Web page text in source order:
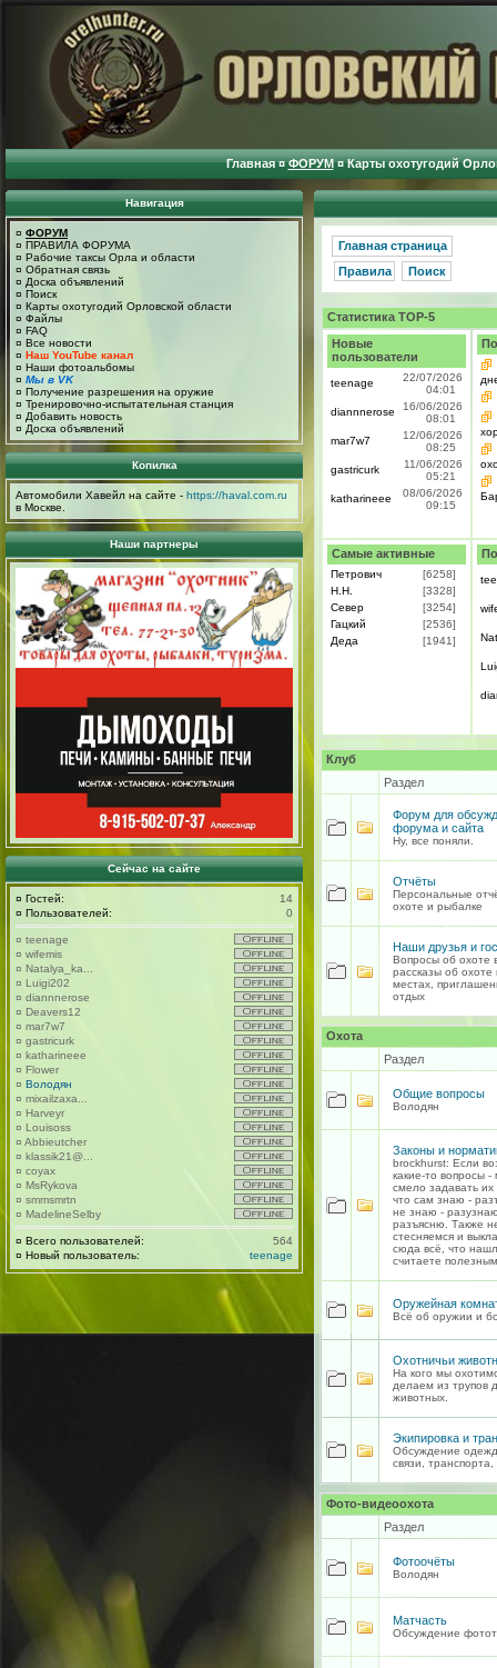
Главная ¤ ФОРУМ ¤ Карты охотугодий
Навигация
¤ ФОРУМ
¤ ПРАВИЛА ФОРУМА
¤ Рабочие таксы Орла и области
¤ Обратная связь
¤ Доска объявлений
¤ Поиск
¤ Карты охотугодий Орловской области
¤ Файлы
¤ FAQ
¤ Все новости
¤ Наш YouTube канал
¤ Наши фотоальбомы
¤ Мы в VK
¤ Получение разрешения на оружие
¤ Тренировочно-испытательная станция
¤ Добавить новость
¤ Доска объявлений
Копилка
Автомобили Хавейл на сайте - https://haval.com.ru
в Москве.
Наши партнеры
Сейчас на сайте
¤ Гостей:
14
¤ Пользователей: 0
¤ teenage
¤ wifemis
¤ Natalya_ka...
¤ Luigi202
¤ diannnerose
¤ Deavers12
¤ mar7w7
¤ gastricurk
¤ katharineee
¤ Flower
¤ Володян
¤ mixailzaxa...
¤ Harveyr
¤ Louisoss
¤ Abbieutcher
¤ klassik21@...
¤ coyax
¤ MsRykova
¤ smmsmrtn
¤ MadelineSelby
¤ Всего пользователей:
564
¤ Новый пользователь: teenage
Главная страница
Правила
Поиск
Статистика TOP-5
Новые
пользователи
teenage
22/07/2026
04:01
diannnerose
16/06/2026
08:01
mar7w7
12/06/2026
08:25
gastricurk
11/06/2026
05:21
katharineee
08/06/2026
09:15
Самые активные
Петрович
[6258]
H.H.
[3328]
Север
[3254]
Гацкий
[2536]
Деда
[1941]
Клуб
Раздел
Форум для
форума и сайта
Ну, все поняли.
Отчёты
Персональные
охоте и рыбалке
Наши друзья и
Вопросы об охоте
рассказы об охоте
местах,
отдых
Охота
Раздел
Общие вопросы
Володян
Законы и
brockhurst: Если
какие-то вопросы
смело задавать их
что сам знаю -
не знаю -
разъясню. Также
стесняемся и
сюда всё, что
считаете
Оружейная
Всё об оружии и
Охотничьи
На кого мы
делаем из трупов
животных.
Экипировка и
Обсуждение
связи,
Фото-видеоохота
Раздел
Фотоочёты
Володян
Матчасть
Обсуждение